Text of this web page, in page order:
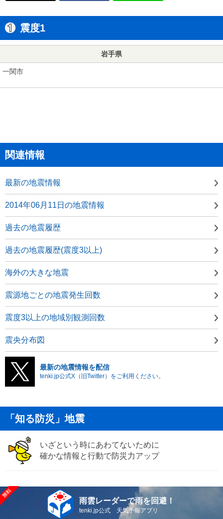
震度1
岩手県
一関市
関連情報
最新の地震情報
2014年06月11日の地震情報
過去の地震履歴
過去の地震履歴(震度3以上)
海外の大きな地震
震源地ごとの地震発生回数
震度3以上の地域別観測回数
震央分布図
最新の地震情報を配信
tenki.jp公式X（旧Twitter）をご利用ください。
「知る防災」地震
いざという時にあわてないために
確かな情報と行動で防災力アップ
雨雲レーダーで雨を回避！
tenki.jp公式 天気予報アプリ